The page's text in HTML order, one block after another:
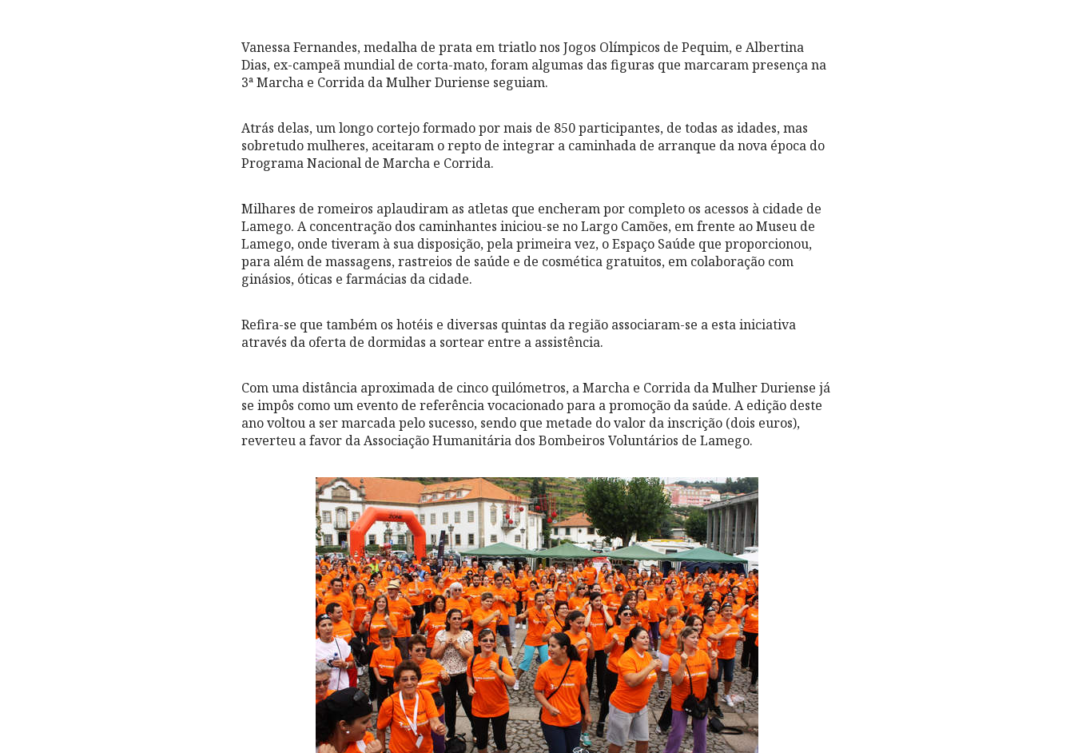
Vanessa Fernandes, medalha de prata em triatlo nos Jogos Olímpicos de Pequim, e Albertina
Dias, ex-campeã mundial de corta-mato, foram algumas das figuras que marcaram presença na
3ª Marcha e Corrida da Mulher Duriense seguiam.
Atrás delas, um longo cortejo formado por mais de 850 participantes, de todas as idades, mas
sobretudo mulheres, aceitaram o repto de integrar a caminhada de arranque da nova época do
Programa Nacional de Marcha e Corrida.
Milhares de romeiros aplaudiram as atletas que encheram por completo os acessos à cidade de
Lamego. A concentração dos caminhantes iniciou-se no Largo Camões, em frente ao Museu de
Lamego, onde tiveram à sua disposição, pela primeira vez, o Espaço Saúde que proporcionou,
para além de massagens, rastreios de saúde e de cosmética gratuitos, em colaboração com
ginásios, óticas e farmácias da cidade.
Refira-se que também os hotéis e diversas quintas da região associaram-se a esta iniciativa
através da oferta de dormidas a sortear entre a assistência.
Com uma distância aproximada de cinco quilómetros, a Marcha e Corrida da Mulher Duriense já
se impôs como um evento de referência vocacionado para a promoção da saúde. A edição deste
ano voltou a ser marcada pelo sucesso, sendo que metade do valor da inscrição (dois euros),
reverteu a favor da Associação Humanitária dos Bombeiros Voluntários de Lamego.